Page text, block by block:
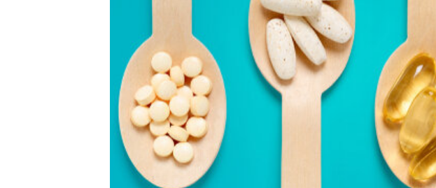
仕上がりが変わる｜効かな
い原因...
トリートメントの付け方で仕上がりは
大きく変わります。今回は、毛先中心
の塗り...
メガネ
へ！2026春トレンドの明る
めく...
2026春のトレンドカラーは明るめのく
すみカラーです。ただし、髪がすでに
く...
さくら
新トレンドとは？ナチュラ
ル...
2026年のショートウルフは、ナチュラ
ルでエアリーな仕上がりが今っぽい正
解...
かえで
い？髪質の変化に気づいた
時こそ...
しばらく美容室に行けていないし、そ
ろそろ髪型を変えて気分転換したいと
思って...
メガネ
らないと損する真実
ヘッドスパは、頭皮の汚れを落として
血行を促進し、リラックス効果や美髪
効果が...
さろめ
い方と生活習慣を見直す基
本ケア
髪をきれいに育てるには高価なアイテ
ムを増やす前に、洗い方や乾かし方、
頭皮の...
さくら
何がいいの？無印良品など
のシャ...
スキンケアで人気の発酵成分が、シャ
ンプーにも広がっています。無印良品
などの...
さくら
少ないアイテムで「自分ら
しい美...
「たくさんのコスメを持っているの
に、実際に使っているのはいつも同じ
ものばか...
あおい
の効果と後悔しない選び方
のポイント
フェイスラインをすっきりさせたいと
いうお悩みを抱えている方はいないで
しょう...
あかり
毛」。4つのメリットと、始
める前...
顔の産毛をカミソリで剃って、毛抜き
で抜くなど、日々の自己処理を手間に
感じて...
あおい
イドを公開！幸運を呼ぶ色
と...
最近、なんとなく運気が停滞している
気がすると悩んでいないでしょうか？
じつは...
あおい
急に小じわが増えた？原因
と種類の見分け方＆自宅で
できる...
ふと鏡を見て、急に小じわが増えたと
落ち込んでいないでしょうか？じつは
その原...
あおい
人の手ならではの痩身効
果。オールハンドエステの
魅力と、...
痩身エステと一言で言っても、最新の
機器を使ったものから、昔ながらの手
技によ...
あかり